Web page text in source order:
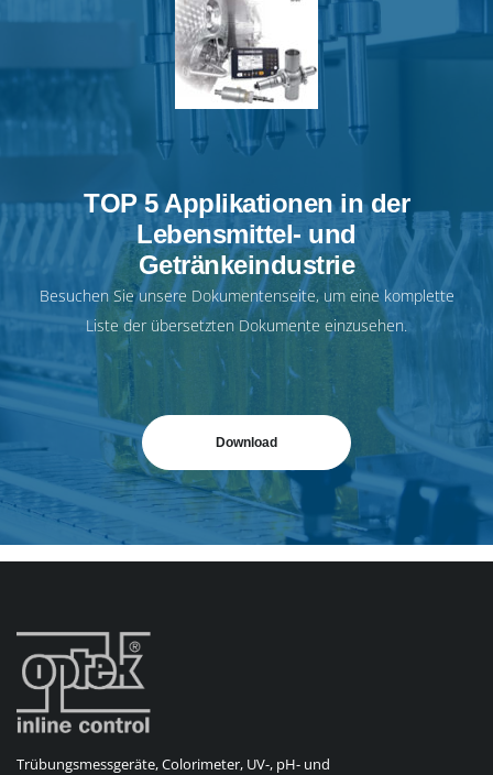
TOP 5 Applikationen in der
Lebensmittel- und
Getränkeindustrie
Besuchen Sie unsere Dokumentenseite, um eine komplette
Liste der übersetzten Dokumente einzusehen.
Download
Trübungsmessgeräte, Colorimeter, UV-, pH- und